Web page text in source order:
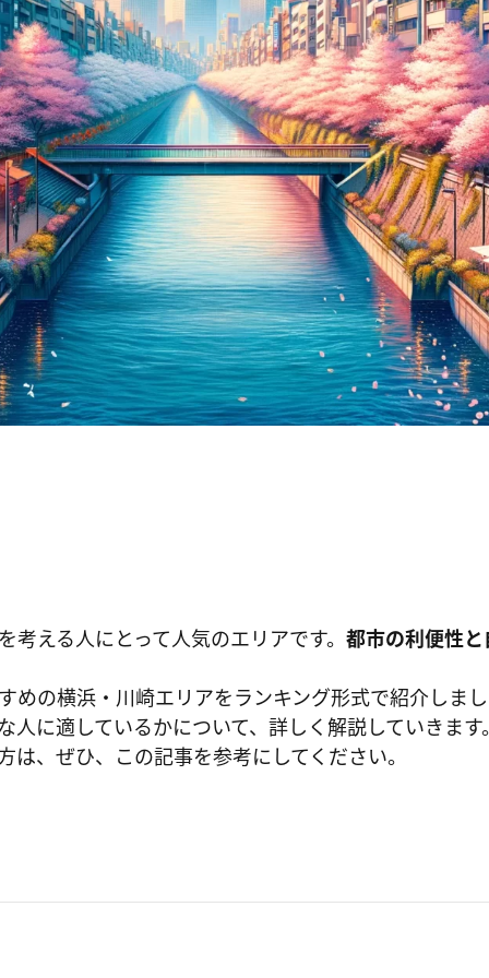
える人にとって人気のエリアです。 都市の利便性
めの横浜・川崎エリアをランキング形式で紹介しま
人に適しているかについて、詳しく解説していきます
、ぜひ、この記事を参考にしてください。